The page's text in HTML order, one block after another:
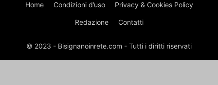
Home Condizioni d’uso Privacy & Cookies Policy
Redazione Contatti
© 2023 - Bisignanoinrete.com - Tutti i diritti riservati